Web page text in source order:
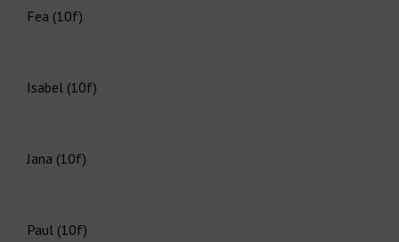
Fea (10f)
Isabel (10f)
Jana (10f)
Paul (10f)